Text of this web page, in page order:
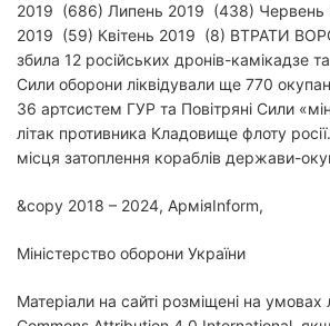
2019 (686) Липень 2019 (438) Червень
2019 (59) Квітень 2019 (8) ВТРАТИ
збила 12 російських дронів-камікадзе
Сили оборони ліквідували ще 770
36 артсистем ГУР та Повітряні Сили
літак противника Кладовище флоту
місця затоплення кораблів держави-
&copy 2018 – 2024, АрміяInform,
Міністерство оборони України
Матеріали на сайті розміщені на умовах